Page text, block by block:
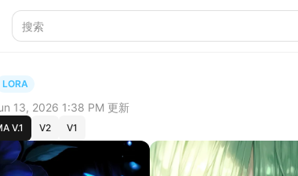
LORA
13, 2026 1:38 PM 更新
V.1 V2 V1